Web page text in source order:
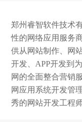
郑州睿智软件技术
性的网络应用服务
供从网站制作、网
开发、APP开发到
网的全面整合营销
网应用系统开发管
秀的网站开发工程